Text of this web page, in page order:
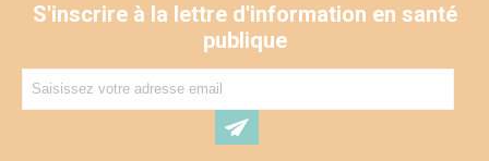
S'inscrire à la lettre d'information en santé
publique